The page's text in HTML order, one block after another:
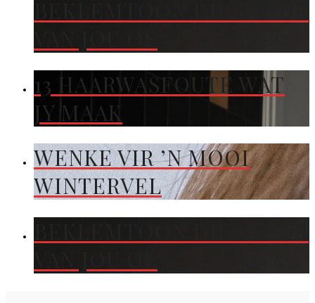
13 HAARWASFOUTE WAT
JY MAAK
WENKE VIR ’N MOOI
WINTERVEL